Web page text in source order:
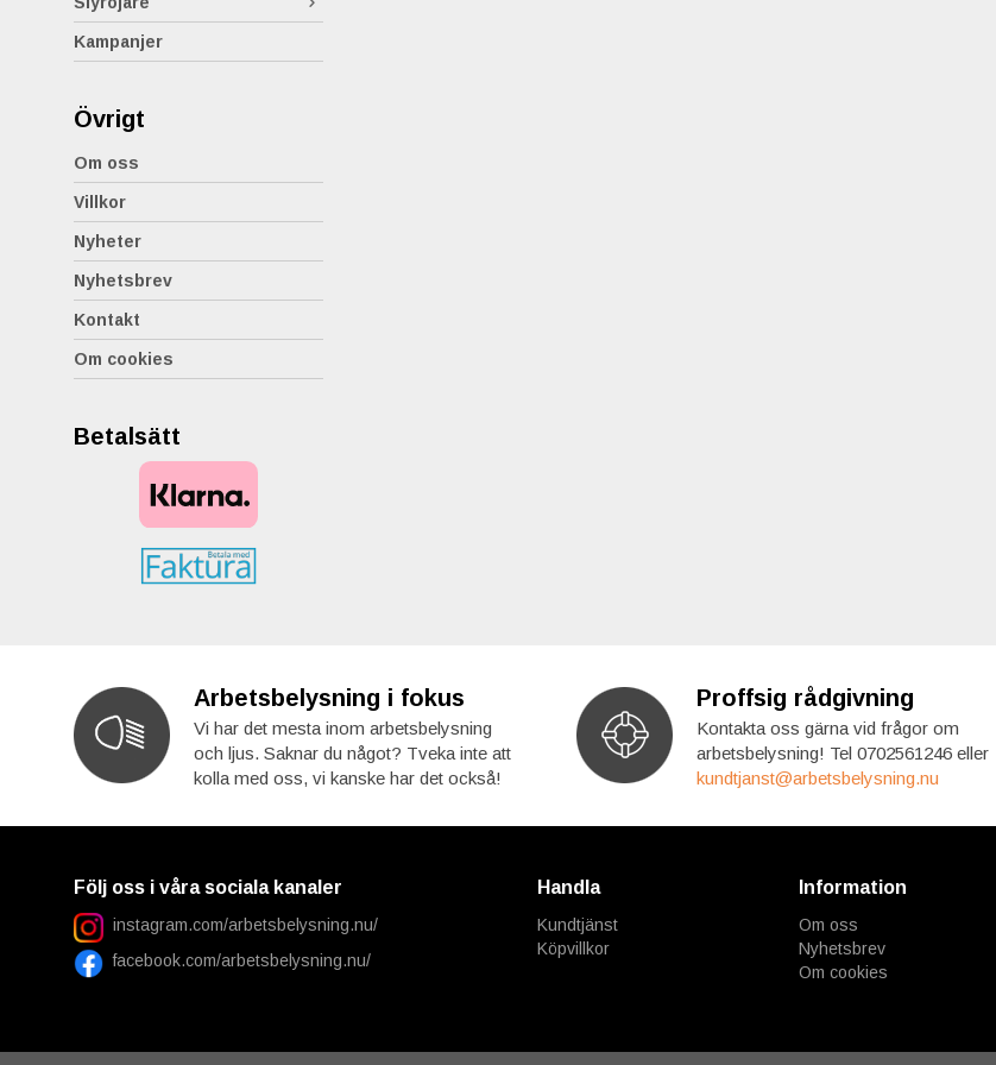
Kampanjer
Övrigt
Om oss
Villkor
Nyheter
Nyhetsbrev
Kontakt
Om cookies
Betalsätt
Arbetsbelysning i fokus
Vi har det mesta inom arbetsbelysning
och ljus. Saknar du något? Tveka inte att
kolla med oss, vi kanske har det också!
Proffsig rådgivning
Kontakta oss gärna vid frågor om
arbetsbelysning! Tel 0702561246 eller
kundtjanst@arbetsbelysning.nu
Följ oss i våra sociala kanaler
instagram.com/arbetsbelysning.nu/
facebook.com/arbetsbelysning.nu/
Handla
Kundtjänst
Köpvillkor
Information
Om oss
Nyhetsbrev
Om cookies